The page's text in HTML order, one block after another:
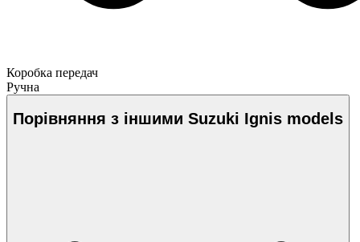
Коробка передач
Ручна
Порівняння з іншими Suzuki Ignis models